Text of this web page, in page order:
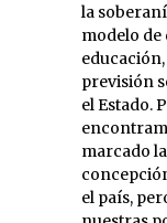
la
modelo de
previsión
el Estado.
marcado
el país,